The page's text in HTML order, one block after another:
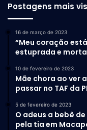
Postagens mais
16 de março de 2023
“Meu coração
estuprada e morta
10 de fevereiro de 2023
Mãe chora ao ver
passar no TAF da
5 de fevereiro de 2023
O adeus a bebê
pela tia em